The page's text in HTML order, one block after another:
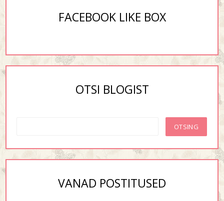
FACEBOOK LIKE BOX
OTSI BLOGIST
VANAD POSTITUSED